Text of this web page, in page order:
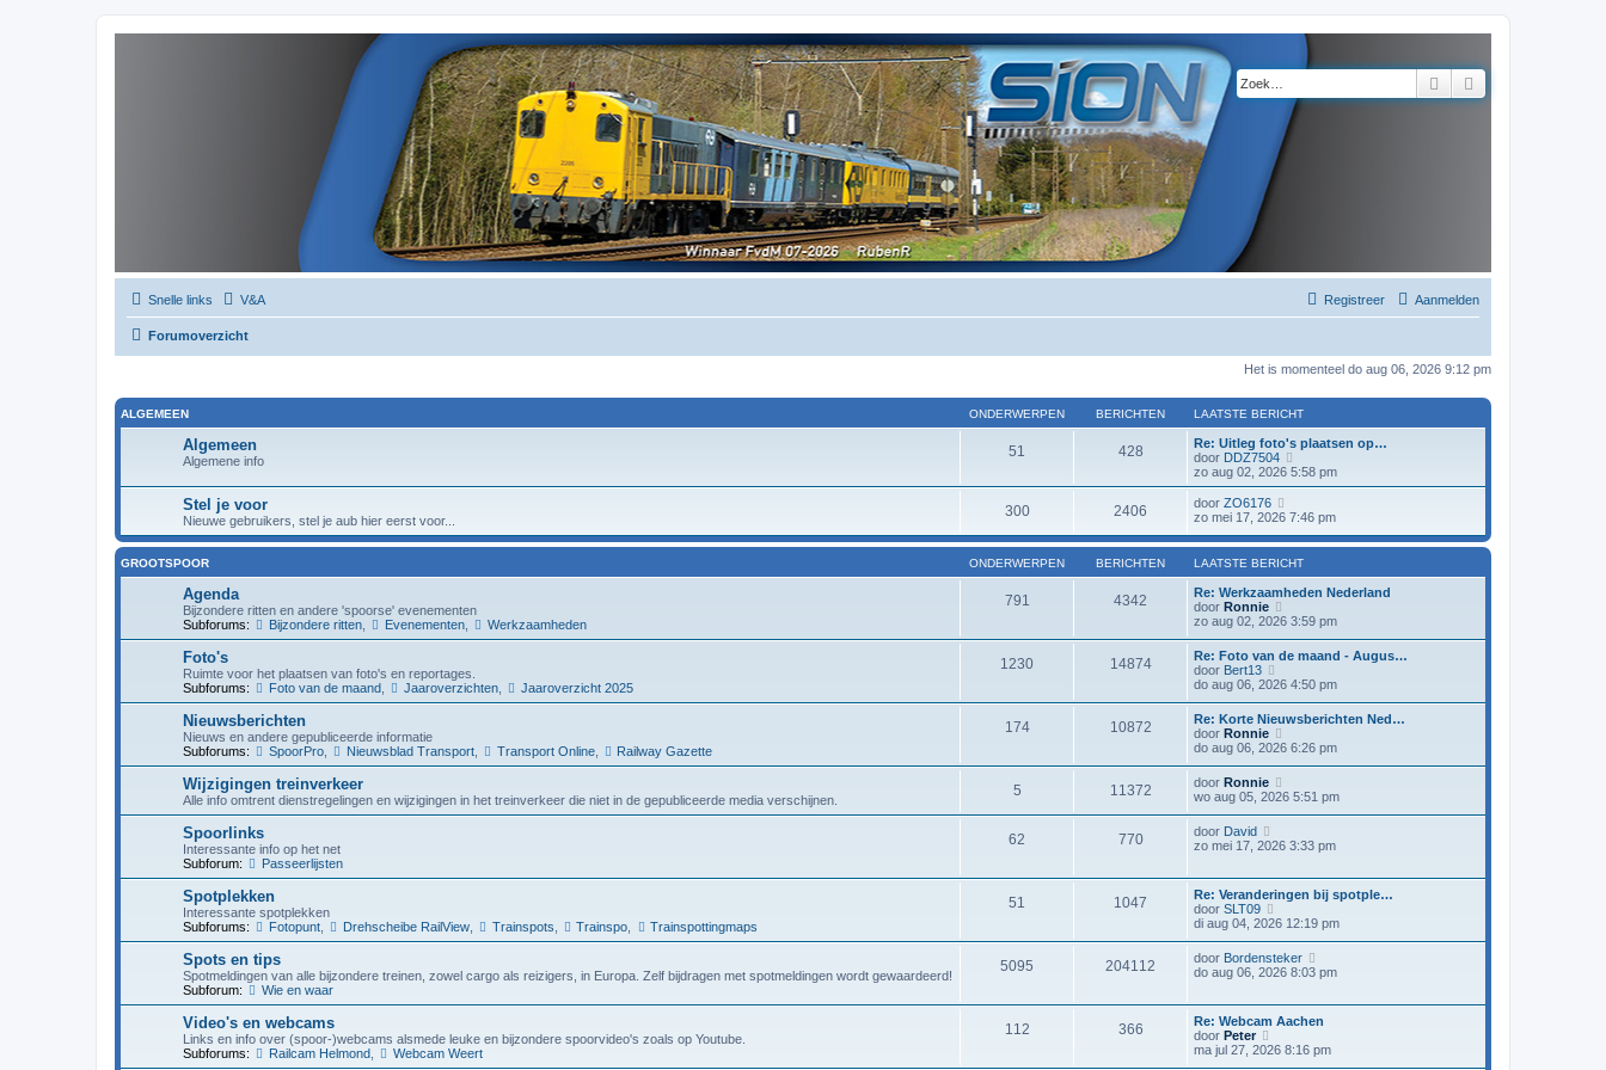
Zoek
Snelle links V&A Aanmelden
Registreer
Forumoverzicht
Het is momenteel do aug 06, 2026 9:12 pm
ALGEMEEN ONDERWERPEN BERICHTEN LAATSTE BERICHT
Algemeen
Algemene info
51 428
Re: Uitleg foto's plaatsen op…
door DDZ7504
e
k
j
l
a
a
s
e
b
e
i
c
h
t
zo aug 02, 2026 5:58 pm
Stel je voor
Nieuwe gebruikers, stel je aub hier eerst voor...
300 2406 door ZO6176
e
i
j
l
a
a
t
s
t
b
e
r
c
zo mei 17, 2026 7:46 pm
GROOTSPOOR ONDERWERPEN BERICHTEN LAATSTE BERICHT
Agenda
Bijzondere ritten en andere 'spoorse' evenementen
Subforums:
Bijzondere ritten, Evenementen, Werkzaamheden
791 4342
Re: Werkzaamheden Nederland
door Ronnie
e
j
l
a
a
s
t
b
e
r
c
t
zo aug 02, 2026 3:59 pm
Foto's
Ruimte voor het plaatsen van foto's en reportages.
Subforums:
Foto van de maand, Jaaroverzichten, Jaaroverzicht 2025
1230 14874
Re: Foto van de maand - Augus…
door Bert13
e
j
k
l
a
a
t
s
e
b
r
i
h
t
do aug 06, 2026 4:50 pm
Nieuwsberichten
Nieuws en andere gepubliceerde informatie
Subforums:
SpoorPro, Nieuwsblad Transport, Transport Online, Railway Gazette
174 10872
Re: Korte Nieuwsberichten Ned…
door Ronnie
e
j
k
l
a
s
t
e
b
e
r
i
c
t
do aug 06, 2026 6:26 pm
Wijzigingen treinverkeer
Alle info omtrent dienstregelingen en wijzigingen in het treinverkeer die niet in de gepubliceerde media verschijnen.
5 11372 door Ronnie
e
k
a
a
s
t
e
b
e
i
c
t
wo aug 05, 2026 5:51 pm
Spoorlinks
Interessante info op het net
Subforum:
Passeerlijsten
62 770 door David
e
j
k
l
a
a
t
s
e
b
e
r
i
zo mei 17, 2026 3:33 pm
Spotplekken
Interessante spotplekken
Subforums:
Fotopunt, Drehscheibe RailView, Trainspots Trainspo Trainspottingmaps
51 1047
Re: Veranderingen bij spotple…
door SLT09
e
j
k
a
a
s
t
di aug 04, 2026 12:19 pm
Spots en tips
Spotmeldingen van alle bijzondere treinen, zowel cargo als reizigers, in Europa. Zelf bijdragen met spotmeldingen wordt gewaardeerd!
Subforum:
Wie en waar
5095 204112 door Bordensteker
e
k
a
do aug 06, 2026 8:03 pm
Video's en webcams
Links en info over (spoor-)webcams alsmede leuke en bijzondere spoorvideo's zoals op Youtube.
Subforums:
Railcam Helmond, Webcam Weert
112 366
Re: Webcam Aachen
door Peter
e
ma jul 27, 2026 8:16 pm